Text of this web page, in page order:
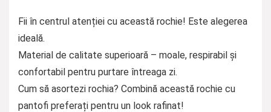
Fii în centrul atenției cu această rochie! Este alegerea
ideală.
Material de calitate superioară – moale, respirabil și
confortabil pentru purtare întreaga zi.
Cum să asortezi rochia? Combină această rochie cu
pantofi preferați pentru un look rafinat!